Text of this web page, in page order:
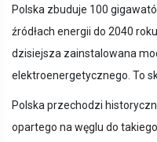
Polska zbuduje 100
źródłach energii do 2040
dzisiejsza zainstalowana
elektroenergetycznego. To
Polska przechodzi
opartego na węglu do